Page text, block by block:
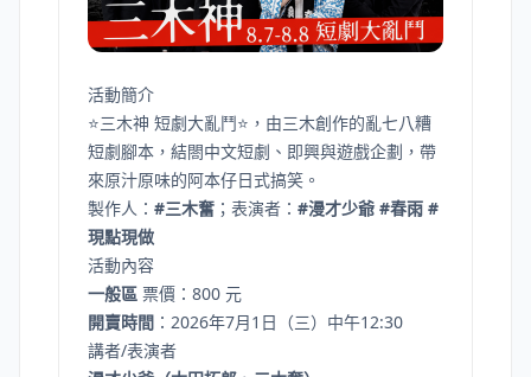
活動簡介
⭐三木神 短劇大亂鬥⭐，由三木創作的亂七八糟
短劇腳本，結閤中文短劇、即興與遊戲企劃，帶
來原汁原味的阿本仔日式搞笑。
製作人： #三木奮 ；表演者： #漫才少爺 #春雨 #
現點現做
活動內容
一般區 票價：800 元
開賣時間 ：2026年7月1日（三）中午12:30
講者/表演者